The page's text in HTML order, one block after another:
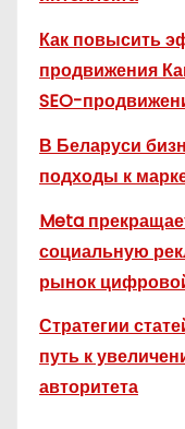
Как повысить
продвижения
SEO-
В Беларуси
подходы к
Meta
социальную
рынок
Стратегии
путь к
авторитета